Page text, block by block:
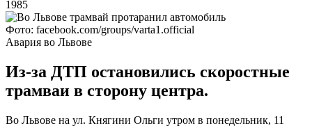
1985
Фото: facebook.com/groups/varta1.official
Авария во Львове
Из-за ДТП остановились скоростные
трамваи в сторону центра.
Во Львове на ул. Княгини Ольги утром в понедельник, 11